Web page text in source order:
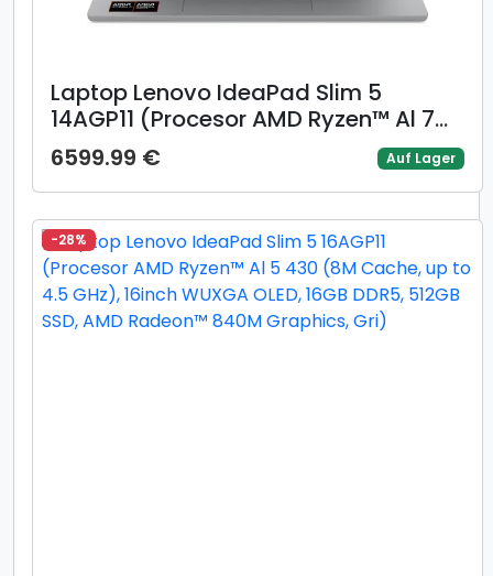
Laptop Lenovo IdeaPad Slim 5
14AGP11 (Procesor AMD Ryzen™ Al 7
445 (8M Cache, up to 4.60 GHz),
14inch WUXGA OLED, 16GB DDR5, 1TB
SSD, AMD Radeon™ 840M Graphics,
Gri)
6599.99 € Auf Lager
-28%